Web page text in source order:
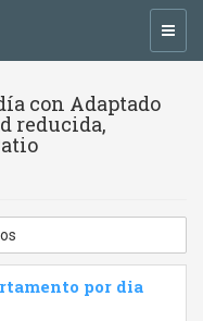
con Adaptado
reducida,
por dia